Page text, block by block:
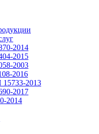
2014
2015
2003
2016
2013
2017
2014